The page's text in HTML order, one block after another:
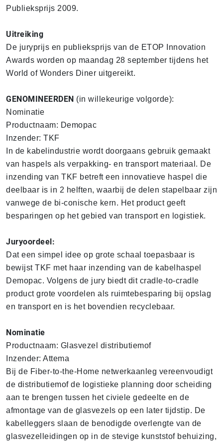
Publieksprijs 2009.
Uitreiking
De juryprijs en publieksprijs van de ETOP Innovation
Awards worden op maandag 28 september tijdens het
World of Wonders Diner uitgereikt.
GENOMINEERDEN (in willekeurige volgorde):
Nominatie
Productnaam: Demopac
Inzender: TKF
In de kabelindustrie wordt doorgaans gebruik gemaakt
van haspels als verpakking- en transport materiaal. De
inzending van TKF betreft een innovatieve haspel die
deelbaar is in 2 helften, waarbij de delen stapelbaar zijn
vanwege de bi-conische kern. Het product geeft
besparingen op het gebied van transport en logistiek.
Juryoordeel:
Dat een simpel idee op grote schaal toepasbaar is
bewijst TKF met haar inzending van de kabelhaspel
Demopac. Volgens de jury biedt dit cradle-to-cradle
product grote voordelen als ruimtebesparing bij opslag
en transport en is het bovendien recyclebaar.
Nominatie
Productnaam: Glasvezel distributiemof
Inzender: Attema
Bij de Fiber-to-the-Home netwerkaanleg vereenvoudigt
de distributiemof de logistieke planning door scheiding
aan te brengen tussen het civiele gedeelte en de
afmontage van de glasvezels op een later tijdstip. De
kabelleggers slaan de benodigde overlengte van de
glasvezelleidingen op in de stevige kunststof behuizing,